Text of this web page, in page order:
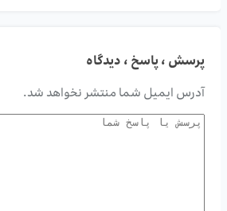
پرسش ، پاسخ ، دیدگاه
آدرس ایمیل شما منتشر نخواهد شد.